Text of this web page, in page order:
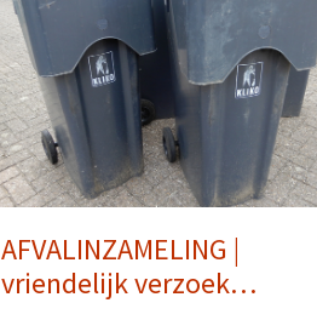
AFVALINZAMELING |
vriendelijk verzoek…